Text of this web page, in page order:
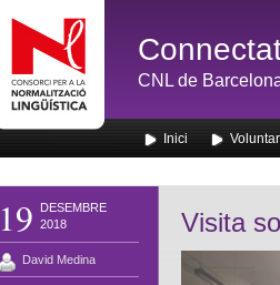
CNL de
Inici
19
DESEMBRE
2018
David Medina
Visita